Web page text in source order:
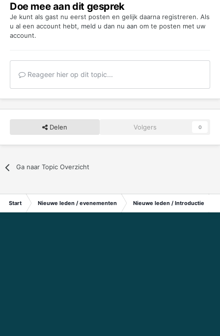
Doe mee aan dit gesprek
Je kunt als gast nu eerst posten en gelijk daarna registreren. Als
u al een account hebt, meld u dan nu aan om te posten met uw
account.
Reageer hier op dit topic...
Delen Volgers 0
Ga naar Topic Overzicht
Start Nieuwe leden / evenementen Nieuwe leden / Introductie